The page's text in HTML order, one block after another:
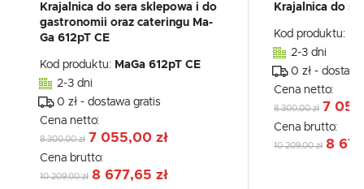
Krajalnica do sera sklepowa i do
gastronomii oraz cateringu Ma-
Ga 612pT CE
Kod produktu: MaGa 612pT CE
2-3 dni
0 zł - dostawa gratis
Cena netto:
8 300,00 zł 7 055,00 zł
Cena brutto:
10 209,00 zł 8 677,65 zł
Krajalnica do
Kod produktu:
2-3 dni
0 zł -
Cena netto:
8 300,00 zł 7
Cena brutto:
10 209,00 zł 8